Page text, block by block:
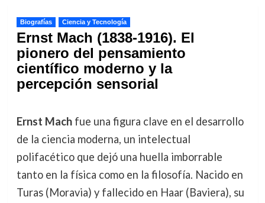
Biografías Ciencia y Tecnología
Ernst Mach (1838-1916). El
pionero del pensamiento
científico moderno y la
percepción sensorial
Ernst Machfue una figura clave en el desarrollo
de la ciencia moderna, un intelectual
polifacético que dejó una huella imborrable
tanto en la física como en la filosofía. Nacido en
Turas (Moravia) y fallecido en Haar (Baviera), su